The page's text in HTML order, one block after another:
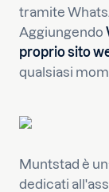
tramite
Aggiungendo
proprio sito
qualsiasi
Muntstad è
dedicati